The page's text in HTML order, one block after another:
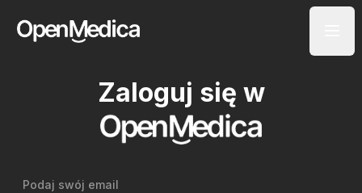
Zaloguj się w
Podaj swój email